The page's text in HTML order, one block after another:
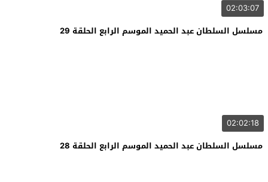
02:03:07
مسلسل السلطان عبد الحميد الموسم الرابع الحلقة 29
02:02:18
مسلسل السلطان عبد الحميد الموسم الرابع الحلقة 28